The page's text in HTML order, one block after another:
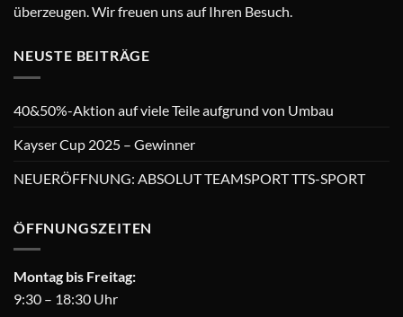
überzeugen. Wir freuen uns auf Ihren Besuch.
NEUSTE BEITRÄGE
40&50%-Aktion auf viele Teile aufgrund von Umbau
Kayser Cup 2025 – Gewinner
NEUERÖFFNUNG: ABSOLUT TEAMSPORT TTS-SPORT
ÖFFNUNGSZEITEN
Montag bis Freitag:
9:30 – 18:30 Uhr